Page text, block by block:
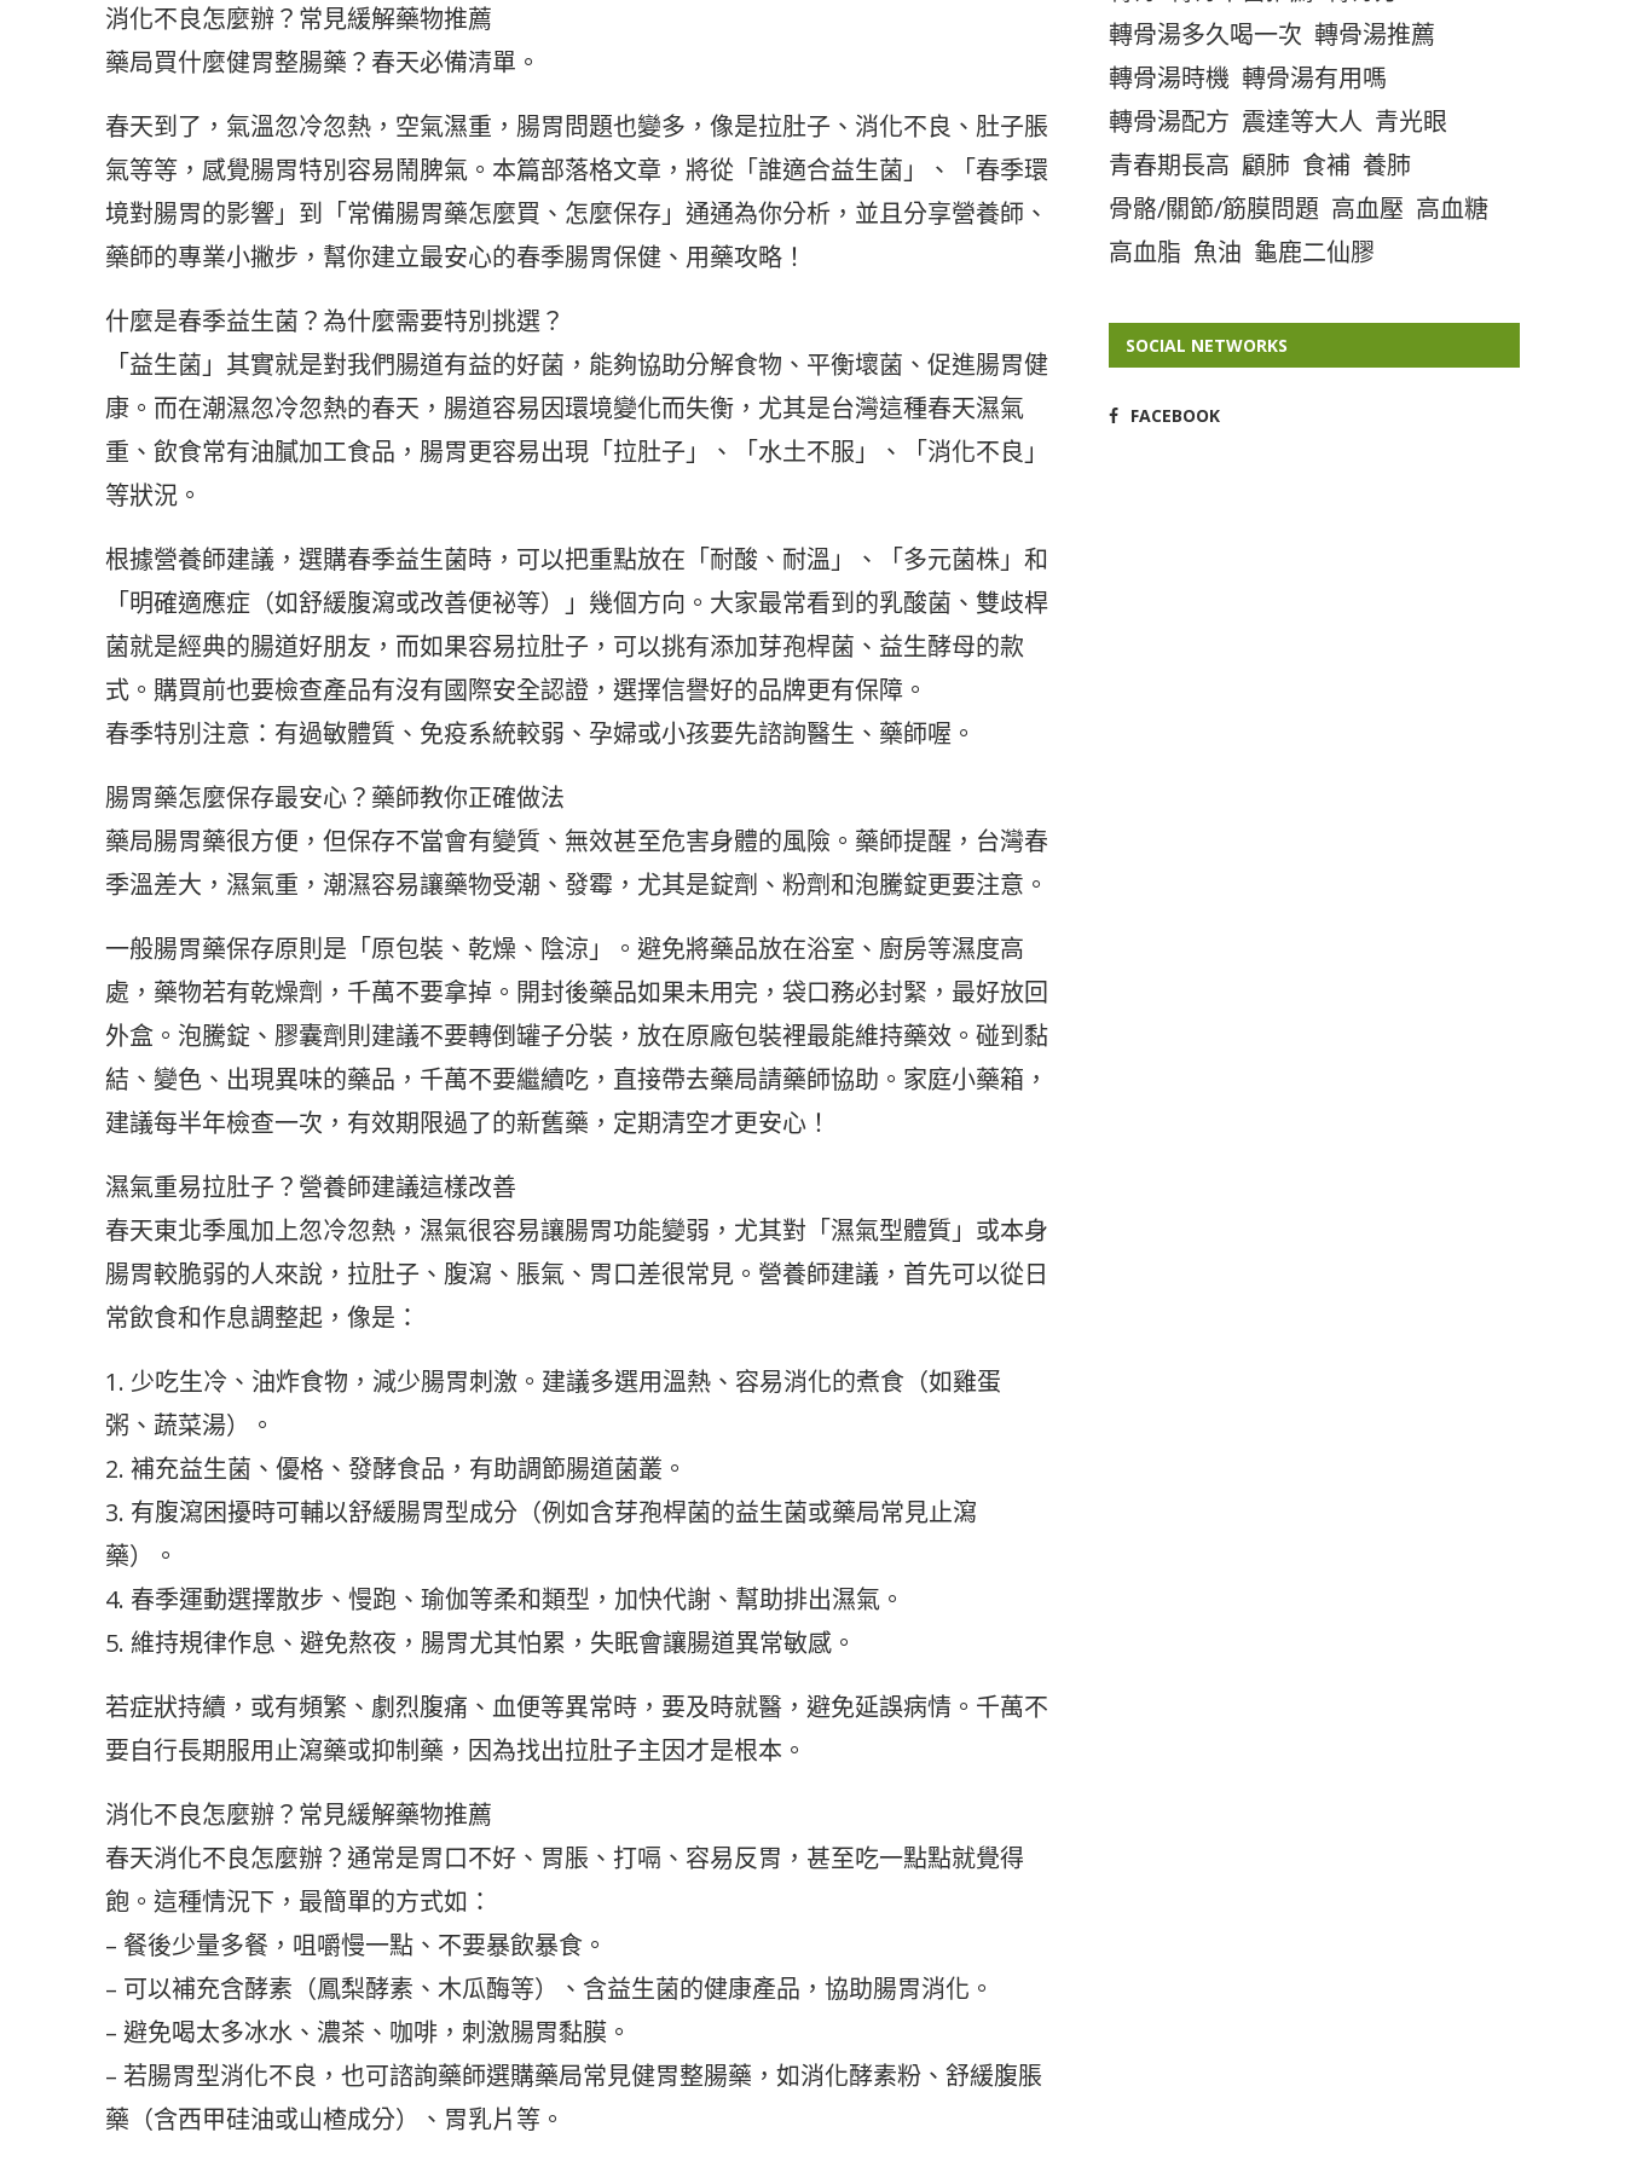
消化不良怎麼辦？常見緩解藥物推薦
藥局買什麼健胃整腸藥？春天必備清單。
春天到了，氣溫忽冷忽熱，空氣濕重，腸胃問題也變多，像是拉肚子、消化不良、肚子脹
氣等等，感覺腸胃特別容易鬧脾氣。本篇部落格文章，將從「誰適合益生菌」、「春季環
境對腸胃的影響」到「常備腸胃藥怎麼買、怎麼保存」通通為你分析，並且分享營養師、
藥師的專業小撇步，幫你建立最安心的春季腸胃保健、用藥攻略！
什麼是春季益生菌？為什麼需要特別挑選？
「益生菌」其實就是對我們腸道有益的好菌，能夠協助分解食物、平衡壞菌、促進腸胃健
康。而在潮濕忽冷忽熱的春天，腸道容易因環境變化而失衡，尤其是台灣這種春天濕氣
重、飲食常有油膩加工食品，腸胃更容易出現「拉肚子」、「水土不服」、「消化不良」
等狀況。
根據營養師建議，選購春季益生菌時，可以把重點放在「耐酸、耐溫」、「多元菌株」和
「明確適應症（如舒緩腹瀉或改善便祕等）」幾個方向。大家最常看到的乳酸菌、雙歧桿
菌就是經典的腸道好朋友，而如果容易拉肚子，可以挑有添加芽孢桿菌、益生酵母的款
式。購買前也要檢查產品有沒有國際安全認證，選擇信譽好的品牌更有保障。
春季特別注意：有過敏體質、免疫系統較弱、孕婦或小孩要先諮詢醫生、藥師喔。
腸胃藥怎麼保存最安心？藥師教你正確做法
藥局腸胃藥很方便，但保存不當會有變質、無效甚至危害身體的風險。藥師提醒，台灣春
季溫差大，濕氣重，潮濕容易讓藥物受潮、發霉，尤其是錠劑、粉劑和泡騰錠更要注意。
一般腸胃藥保存原則是「原包裝、乾燥、陰涼」。避免將藥品放在浴室、廚房等濕度高
處，藥物若有乾燥劑，千萬不要拿掉。開封後藥品如果未用完，袋口務必封緊，最好放回
外盒。泡騰錠、膠囊劑則建議不要轉倒罐子分裝，放在原廠包裝裡最能維持藥效。碰到黏
結、變色、出現異味的藥品，千萬不要繼續吃，直接帶去藥局請藥師協助。家庭小藥箱，
建議每半年檢查一次，有效期限過了的新舊藥，定期清空才更安心！
濕氣重易拉肚子？營養師建議這樣改善
春天東北季風加上忽冷忽熱，濕氣很容易讓腸胃功能變弱，尤其對「濕氣型體質」或本身
腸胃較脆弱的人來說，拉肚子、腹瀉、脹氣、胃口差很常見。營養師建議，首先可以從日
常飲食和作息調整起，像是：
1. 少吃生冷、油炸食物，減少腸胃刺激。建議多選用溫熱、容易消化的煮食（如雞蛋
粥、蔬菜湯）。
2. 補充益生菌、優格、發酵食品，有助調節腸道菌叢。
3. 有腹瀉困擾時可輔以舒緩腸胃型成分（例如含芽孢桿菌的益生菌或藥局常見止瀉
藥）。
4. 春季運動選擇散步、慢跑、瑜伽等柔和類型，加快代謝、幫助排出濕氣。
5. 維持規律作息、避免熬夜，腸胃尤其怕累，失眠會讓腸道異常敏感。
若症狀持續，或有頻繁、劇烈腹痛、血便等異常時，要及時就醫，避免延誤病情。千萬不
要自行長期服用止瀉藥或抑制藥，因為找出拉肚子主因才是根本。
消化不良怎麼辦？常見緩解藥物推薦
春天消化不良怎麼辦？通常是胃口不好、胃脹、打嗝、容易反胃，甚至吃一點點就覺得
飽。這種情況下，最簡單的方式如：
– 餐後少量多餐，咀嚼慢一點、不要暴飲暴食。
– 可以補充含酵素（鳳梨酵素、木瓜酶等）、含益生菌的健康產品，協助腸胃消化。
– 避免喝太多冰水、濃茶、咖啡，刺激腸胃黏膜。
– 若腸胃型消化不良，也可諮詢藥師選購藥局常見健胃整腸藥，如消化酵素粉、舒緩腹脹
藥（含西甲硅油或山楂成分）、胃乳片等。
轉骨湯多久喝一次 轉骨湯推薦
轉骨湯時機 轉骨湯有用嗎
轉骨湯配方 震達等大人 青光眼
青春期長高 顧肺 食補 養肺
骨骼/關節/筋膜問題 高血壓 高血糖
高血脂 魚油 龜鹿二仙膠
SOCIAL NETWORKS
FACEBOOK